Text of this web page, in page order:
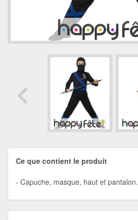
Ce que contient le produit
Capuche, masque, haut et pantalon.